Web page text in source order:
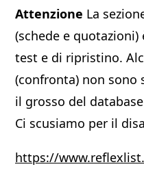
Attenzione La
(schede e
test e di ripristino.
(confronta) non sono
il grosso del
Ci scusiamo per il
https://